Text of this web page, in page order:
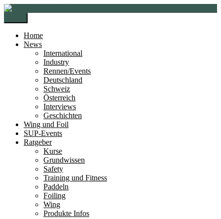
Zur
Navigation
springen
Zum
springen
Home
News
International
Industry
Rennen/Events
Deutschland
Schweiz
Österreich
Interviews
Geschichten
Wing und Foil
SUP-Events
Ratgeber
Kurse
Grundwissen
Safety
Training und Fitness
Paddeln
Foiling
Wing
Produkte Infos